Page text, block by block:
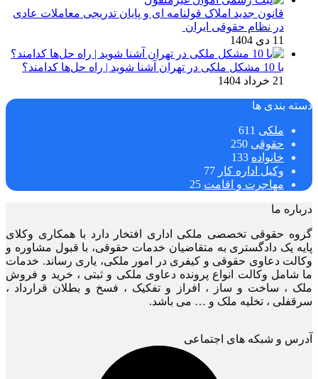
قانون جدید املاک قولنامه ای و پایان تدریجی معاملات عادی
در نظام حقوقی ایران
11 دی 1404
با 10 مشکل ملکی در تهران آشنا شوید | راه حل‌ها کدامند؟
21 خرداد 1404
دسته بندی ها
ملکی 611
حقوقی 250
خانواده 133
وکیل اداره کار 77
مهاجرت و اقامت 25
درباره ما
گروه حقوقی تخصصی ملکی اداری افتخار دارد با همکاری وکلای
پایه یک دادگستری به متقاضیان خدمات حقوقی، با قبول مشاوره و
وکالت دعاوی حقوقی و کیفری در امور ملکی، یاری رساند. خدمات
ما شامل وکالت انواع پرونده دعاوی ملکی و ثبتی ، خرید و فروش
ملک ، ساخت و ساز ، افراز و تفکیک ، فسخ و بطلان قرارداد ،
سرقفلی ، تخلیه ملک و … می باشد.
آدرس و شبکه های اجتماعی